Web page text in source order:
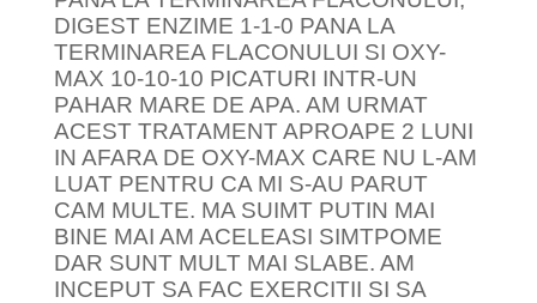
DIGEST ENZIME 1-1-0 PANA LA
TERMINAREA FLACONULUI SI OXY-
MAX 10-10-10 PICATURI INTR-UN
PAHAR MARE DE APA. AM URMAT
ACEST TRATAMENT APROAPE 2 LUNI
IN AFARA DE OXY-MAX CARE NU L-AM
LUAT PENTRU CA MI S-AU PARUT
CAM MULTE. MA SUIMT PUTIN MAI
BINE MAI AM ACELEASI SIMTPOME
DAR SUNT MULT MAI SLABE. AM
INCEPUT SA FAC EXERCITII SI SA